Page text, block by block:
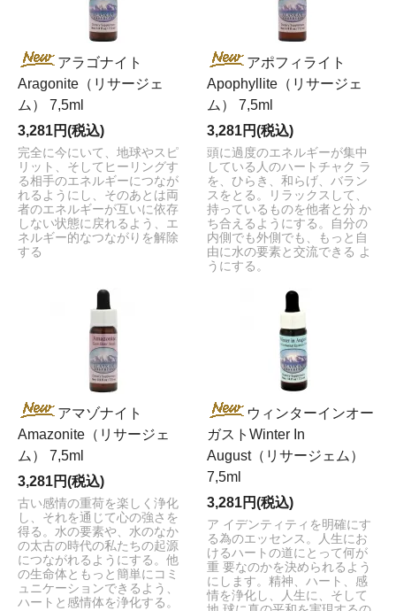
アラゴナイト
Aragonite（リサージェ
ム） 7,5ml
3,281円(税込)
完全に今にいて、地球やスピ
リット、そしてヒーリングす
る相手のエネルギーにつなが
れるようにし、そのあとは両
者のエネルギーが互いに依存
しない状態に戻れるよう、エ
ネルギー的なつながりを解除
する
アポフィライト
Apophyllite（リサージェ
ム） 7,5ml
3,281円(税込)
頭に過度のエネルギーが集中
している人のハートチャク ラ
を、ひらき、和らげ、バラン
スをとる。リラックスして、
持っているものを他者と分 か
ち合えるようにする。自分の
内側でも外側でも、もっと自
由に水の要素と交流できる よ
うにする。
アマゾナイト
Amazonite（リサージェ
ム） 7,5ml
3,281円(税込)
古い感情の重荷を楽しく浄化
し、それを通じて心の強さを
得る。水の要素や、水のなか
の太古の時代の私たちの起源
につながれるようにする。他
の生命体ともっと簡単にコミ
ュニケーションできるよう、
ハートと感情体を浄化する。
ウィンターインオー
ガストWinter In
August（リサージェム）
7,5ml
3,281円(税込)
ア イデンティティを明確にす
る為のエッセンス。人生にお
けるハートの道にとって何が
重 要なのかを決められるよう
にします。精神、ハート、感
情を浄化し、人生に、そして